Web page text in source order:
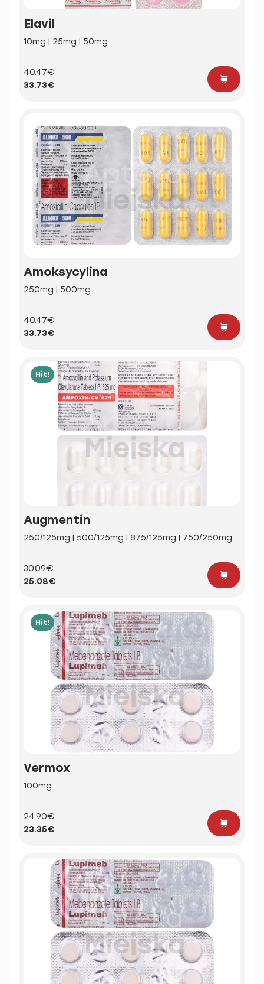
Elavil
10mg | 25mg | 50mg
40.47€
33.73€
Amoksycylina
250mg | 500mg
40.47€
33.73€
Hit!
Augmentin
250/125mg | 500/125mg | 875/125mg | 750/250mg
30.09€
25.08€
Hit!
Vermox
100mg
24.90€
23.35€